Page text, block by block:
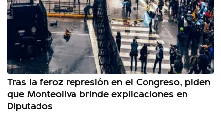
Tras la feroz represión en el Congreso, piden
que Monteoliva brinde explicaciones en
Diputados